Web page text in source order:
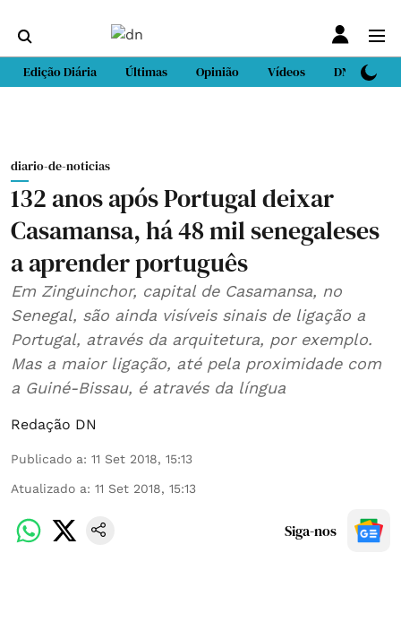
Edição Diária Últimas Opinião Vídeos DN Sport
diario-de-noticias
132 anos após Portugal deixar
Casamansa, há 48 mil senegaleses
a aprender português
Em Zinguinchor, capital de Casamansa, no
Senegal, são ainda visíveis sinais de ligação a
Portugal, através da arquitetura, por exemplo.
Mas a maior ligação, até pela proximidade com
a Guiné-Bissau, é através da língua
Redação DN
Publicado a: 11 Set 2018, 15:13
Atualizado a: 11 Set 2018, 15:13
Siga-nos